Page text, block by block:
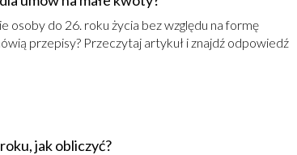
osoby do 26. roku życia bez względu na formę
przepisy? Przeczytaj artykuł i znajdź odpowiedź
jak obliczyć?